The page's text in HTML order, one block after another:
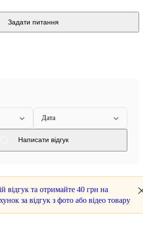
Задати питання
Дата
Написати відгук
відгук та отримайте 40 грн на
за відгук з фото або відео товару